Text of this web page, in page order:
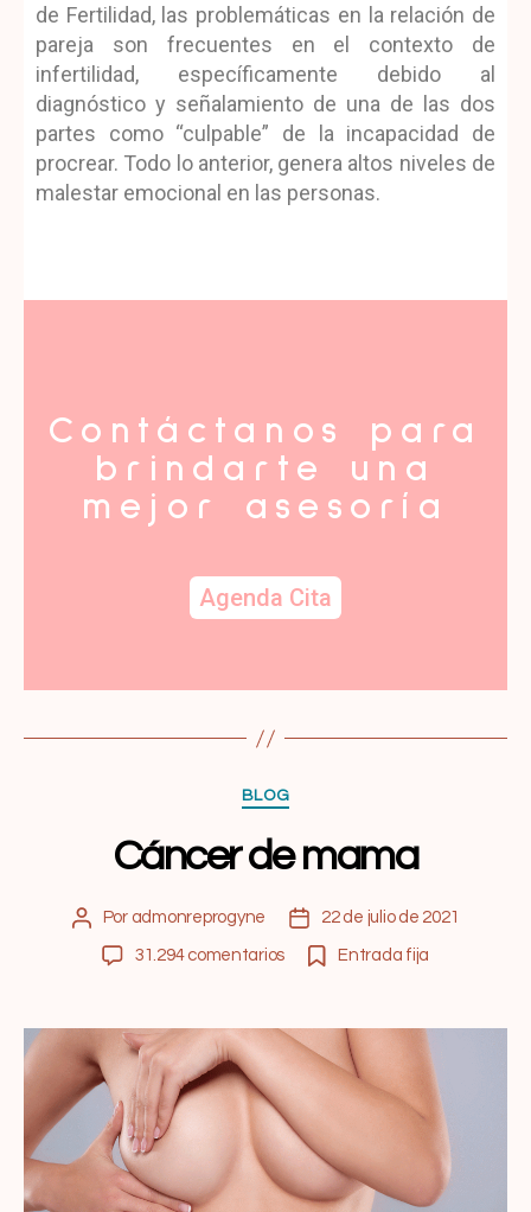
de Fertilidad, las problemáticas en la relación de
pareja son frecuentes en el contexto de
infertilidad, específicamente debido al
diagnóstico y señalamiento de una de las dos
partes como “culpable” de la incapacidad de
procrear. Todo lo anterior, genera altos niveles de
malestar emocional en las personas.
Contáctanos para
brindarte una
mejor asesoría
Agenda Cita
BLOG
Cáncer de mama
Por admonreprogyne 22 de julio de 2021
31.294 comentarios Entrada fija